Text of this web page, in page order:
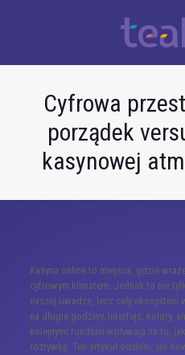
Cyfrowa
porządek
kasynowej
Kasyna online to miejsca, gdzie
cyfrowym klimatem. Jednak to nie
naszej uwadze, lecz cały
na długie godziny. Interfejs, kolory,
kolejnymi rundami wpływają na to,
rozrywkę. Ten artykuł odsłoni, jak